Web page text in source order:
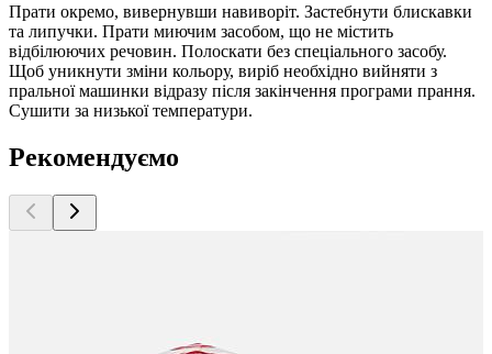
Прати окремо, вивернувши навиворіт. Застебнути блискавки
та липучки. Прати миючим засобом, що не містить
відбілюючих речовин. Полоскати без спеціального засобу.
Щоб уникнути зміни кольору, виріб необхідно вийняти з
пральної машинки відразу після закінчення програми прання.
Сушити за низької температури.
Рекомендуємо